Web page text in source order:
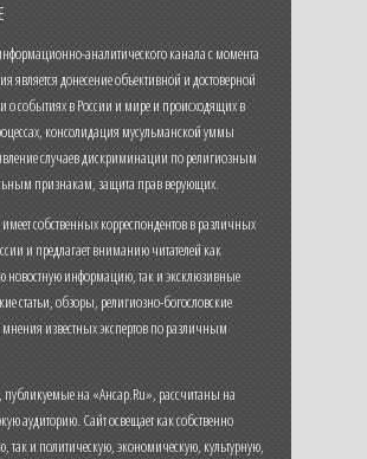
аналитического канала с момента
является донесение объективной и достоверной
о событиях в России и мире и происходящих в
консолидация мусульманской уммы
случаев дискриминации по религиозным
признакам, защита прав верующих.
собственных корреспондентов в различных
и предлагает вниманию читателей как
новостную информацию, так и эксклюзивные
статьи, обзоры, религиозно-богословские
известных экспертов по различным
на «Ансар.Ru», рассчитаны на
аудиторию. Сайт освещает как собственно
так и политическую, экономическую, культурную,